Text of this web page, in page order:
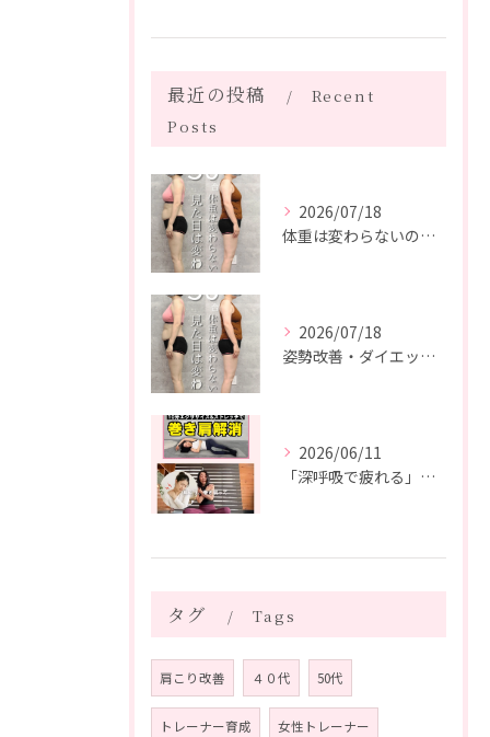
最近の投稿
Recent
Posts
2026/07/18
体重は変わらないのに、見た目は変わった。
2026/07/18
姿勢改善・ダイエット・ピラティス【５０代・M様】
2026/06/11
「深呼吸で疲れる」の、実は普通じゃありません。
タグ Tags
肩こり改善 ４０代 50代
トレーナー育成 女性トレーナー